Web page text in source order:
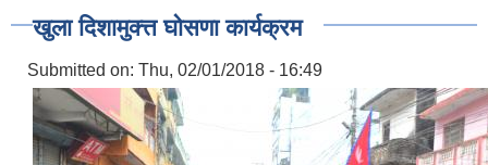
खुला दिशामुक्त्त घोसणा कार्यक्रम
Submitted on: Thu, 02/01/2018 - 16:49